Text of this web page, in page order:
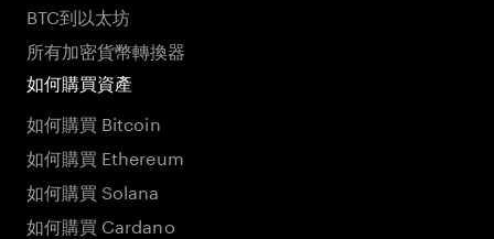
BTC到以太坊
所有加密貨幣轉換器
如何購買資產
如何購買 Bitcoin
如何購買 Ethereum
如何購買 Solana
如何購買 Cardano